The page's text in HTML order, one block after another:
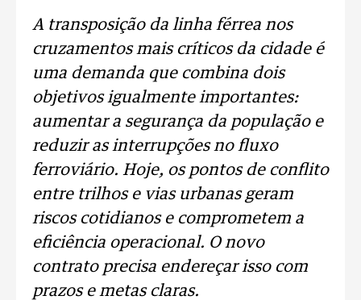
A transposição da linha férrea nos
cruzamentos mais críticos da cidade é
uma demanda que combina dois
objetivos igualmente importantes:
aumentar a segurança da população e
reduzir as interrupções no fluxo
ferroviário. Hoje, os pontos de conflito
entre trilhos e vias urbanas geram
riscos cotidianos e comprometem a
eficiência operacional. O novo
contrato precisa endereçar isso com
prazos e metas claras.